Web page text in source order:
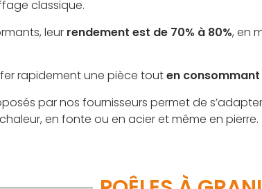
classique.
leur rendement est de 70% à 80%, en
rapidement une pièce touten
par nos fournisseurs permet de
en fonte ou en acier et même en pierre.